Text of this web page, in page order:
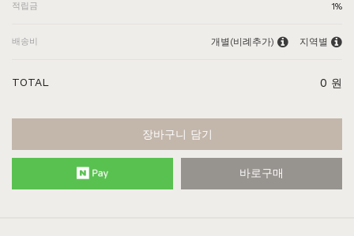
적립금 1%
배송비 개별(비례추가) 지역별
TOTAL 0 원
장바구니 담기
바로구매